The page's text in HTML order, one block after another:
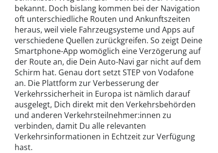
bekannt. Doch bislang kommen bei der Navigation
oft unterschiedliche Routen und Ankunftszeiten
heraus, weil viele Fahrzeugsysteme und Apps auf
verschiedene Quellen zurückgreifen. So zeigt Deine
Smartphone-App womöglich eine Verzögerung auf
der Route an, die Dein Auto-Navi gar nicht auf dem
Schirm hat. Genau dort setzt STEP von Vodafone
an. Die Plattform zur Verbesserung der
Verkehrssicherheit in Europa ist nämlich darauf
ausgelegt, Dich direkt mit den Verkehrsbehörden
und anderen Verkehrsteilnehmer:innen zu
verbinden, damit Du alle relevanten
Verkehrsinformationen in Echtzeit zur Verfügung
hast.